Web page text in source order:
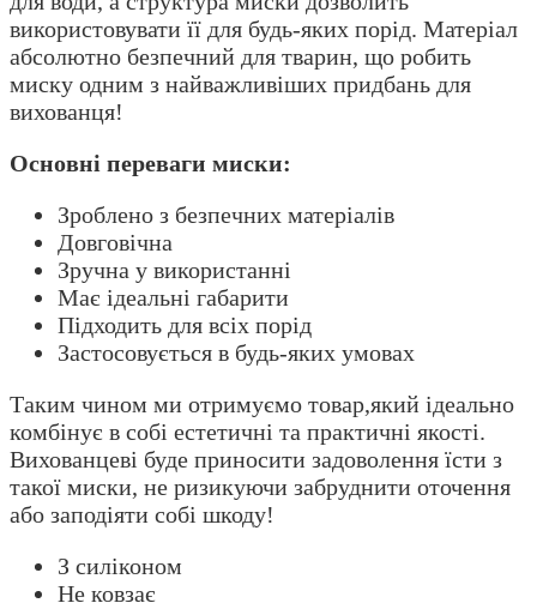
використовувати її для будь-яких порід. Матеріал
абсолютно безпечний для тварин, що робить
миску одним з найважливіших придбань для
вихованця!
Основні переваги миски:
Зроблено з безпечних матеріалів
Довговічна
Зручна у використанні
Має ідеальні габарити
Підходить для всіх порід
Застосовується в будь-яких умовах
Таким чином ми отримуємо товар,який ідеально
комбінує в собі естетичні та практичні якості.
Вихованцеві буде приносити задоволення їсти з
такої миски, не ризикуючи забруднити оточення
або заподіяти собі шкоду!
З силіконом
Не ковзає